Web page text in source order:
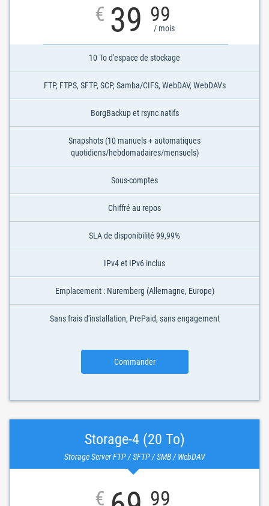
€ 39 99
/ mois
10 To d'espace de stockage
FTP, FTPS, SFTP, SCP, Samba/CIFS, WebDAV, WebDAVs
BorgBackup et rsync natifs
Snapshots (10 manuels + automatiques
quotidiens/hebdomadaires/mensuels)
Sous-comptes
Chiffré au repos
SLA de disponibilité 99,99%
IPv4 et IPv6 inclus
Emplacement : Nuremberg (Allemagne, Europe)
Sans frais d'installation, PrePaid, sans engagement
Commander
Storage-4 (20 To)
Storage Server FTP / SFTP / SMB / WebDAV
€ 99